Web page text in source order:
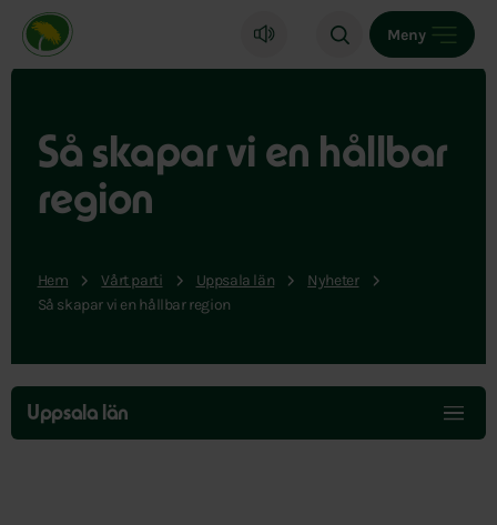
Miljöpartiet de gröna, startsida
Meny
Så skapar vi en hållbar
region
Hem Vårt parti Uppsala län
Nyheter
Så skapar vi en hållbar region
Hoppa
över
menyn
Uppsala län